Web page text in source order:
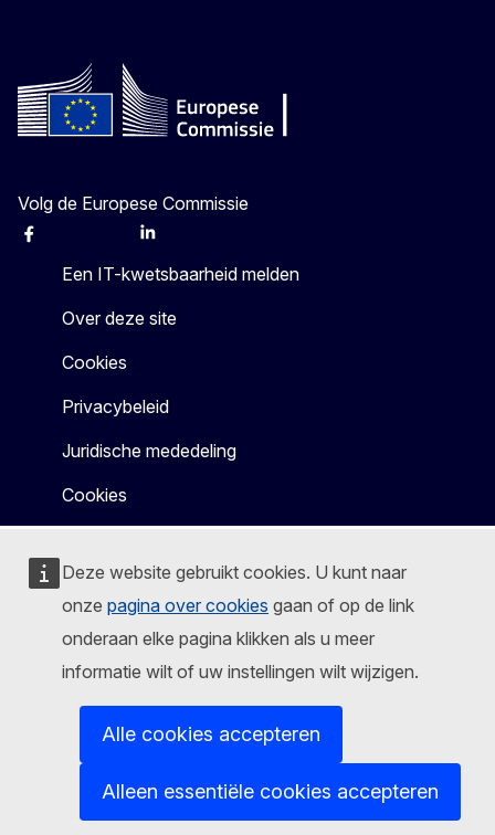
Deze website gebruikt cookies. U kunt naar
onze pagina over cookies gaan of op de link
onderaan elke pagina klikken als u meer
informatie wilt of uw instellingen wilt wijzigen.
Alle cookies accepteren
Alleen essentiële cookies accepteren
Volg de Europese Commissie
Facebook Linkedin
Een IT-kwetsbaarheid melden
Over deze site
Cookies
Privacybeleid
Juridische mededeling
Cookies